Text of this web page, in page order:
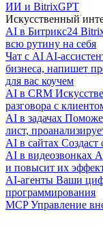
ИИ и BitrixGPT
Искусственный
AI в Битрикс24
всю рутину на себя
Чат с AI AI-
бизнеса, напишет
для вас коучем
AI в CRM
разговора с
AI в задачах
лист,
AI в сайтах
AI в видеозвонках
и повысит их
AI-агенты Ваши
программирования
MCP Управление